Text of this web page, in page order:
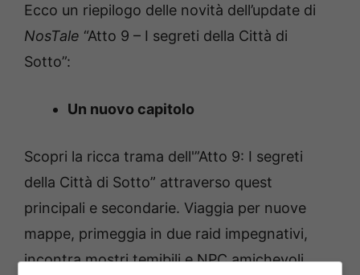
Ecco un riepilogo delle novità dell’update di
NosTale “Atto 9 – I segreti della Città di
Sotto”:
Un nuovo capitolo
Scopri la ricca trama dell'”Atto 9: I segreti
della Città di Sotto” attraverso quest
principali e secondarie. Viaggia per nuove
mappe, primeggia in due raid impegnativi,
incontra mostri temibili e NPC amichevoli.